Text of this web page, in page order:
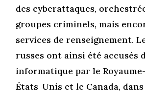
des cyberattaques,
groupes criminels, mais
services de renseignement.
russes ont ainsi été accusés
informatique par le
États-Unis et le Canada,